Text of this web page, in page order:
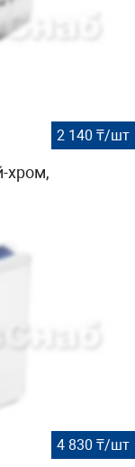
2 140 ₸/шт
хром,
4 830 ₸/шт